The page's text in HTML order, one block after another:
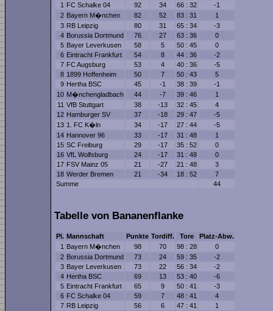
1 FC Schalke 04 92 34 66 : 32
-1
2 Bayern M�nchen 82 52 83 : 31
1
3 RB Leipzig 80 31 65 : 34
-3
4 Borussia Dortmund 76 27 63 : 36
0
5 Bayer Leverkusen 58 5 50 : 45
0
6 Eintracht Frankfurt 54 8 44 : 36
-2
7 FC Augsburg 53 4 40 : 36
-5
8 1899 Hoffenheim 50 7 50 : 43
5
9 Hertha BSC 45 -1 38 : 39
-1
10 M�nchengladbach 44 -7 39 : 46
1
11 VfB Stuttgart 38 -13 32 : 45
4
12 Hamburger SV 37 -18 29 : 47
-5
13 1. FC K�ln 34 -17 27 : 44
-5
14 Hannover 96 33 -17 31 : 48
1
15 SC Freiburg 29 -17 35 : 52
0
16 VfL Wolfsburg 24 -17 31 : 48
0
17 FSV Mainz 05 21 -27 21 : 48
3
18 Werder Bremen 21 -34 18 : 52
7
Summe
44
Tabelle von Bananenflanke
Pl. Mannschaft Punkte Tordiff. Tore
Platz-Abw.
1 Bayern M�nchen 98 70 98 : 28
0
2 Borussia Dortmund 73 24 59 : 35
-2
3 Bayer Leverkusen 73 22 56 : 34
-2
4 Hertha BSC 69 13 53 : 40
-6
5 Eintracht Frankfurt 65 9 50 : 41
-3
6 FC Schalke 04 59 7 48 : 41
4
7 RB Leipzig 56 6 47 : 41
1